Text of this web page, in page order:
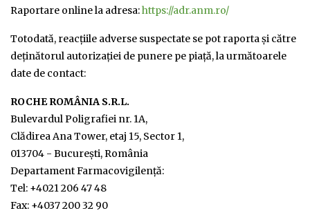
Raportare online la adresa:https://adr.anm.ro/
Totodată, reacţiile adverse suspectate se pot raporta şi către
deţinătorul autorizației de punere pe piață, la următoarele
date de contact:
ROCHE ROMÂNIA S.R.L.
Bulevardul Poligrafiei nr. 1A,
Clădirea Ana Tower, etaj 15, Sector 1,
013704 - Bucureşti, România
Departament Farmacovigilenţă:
Tel: +4021 206 47 48
Fax: +4037 200 32 90